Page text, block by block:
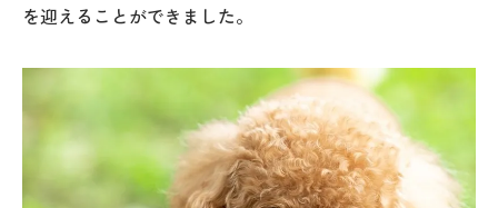
を迎えることができました。